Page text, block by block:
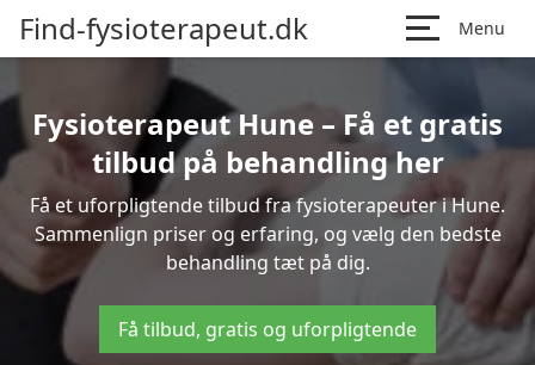
Find-fysioterapeut.dk Menu
Fysioterapeut Hune – Få et gratis
tilbud på behandling her
Få et uforpligtende tilbud fra fysioterapeuter i Hune.
Sammenlign priser og erfaring, og vælg den bedste
behandling tæt på dig.
Få tilbud, gratis og uforpligtende